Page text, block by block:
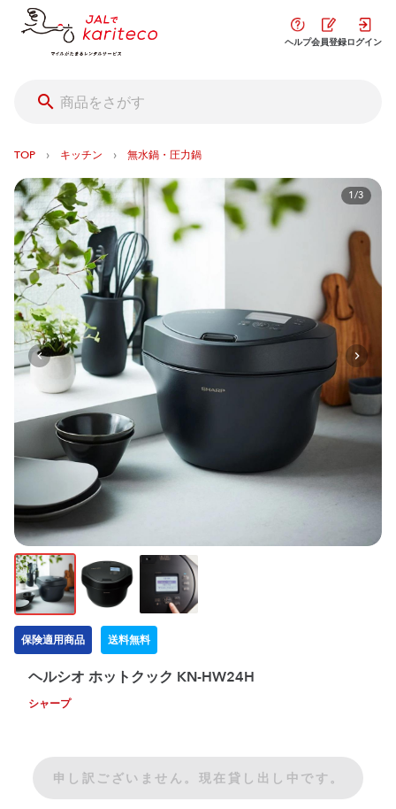
ヘルプ会員登録ログイン
TOP › キッチン › 無水鍋・圧力鍋
1/3
保険適用商品 送料無料
ヘルシオ ホットクック KN-HW24H
シャープ
申し訳ございません。現在貸し出し中です。